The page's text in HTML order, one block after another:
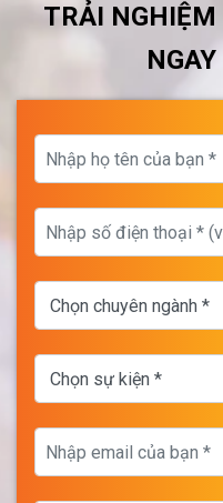
TRẢI NGHIỆM